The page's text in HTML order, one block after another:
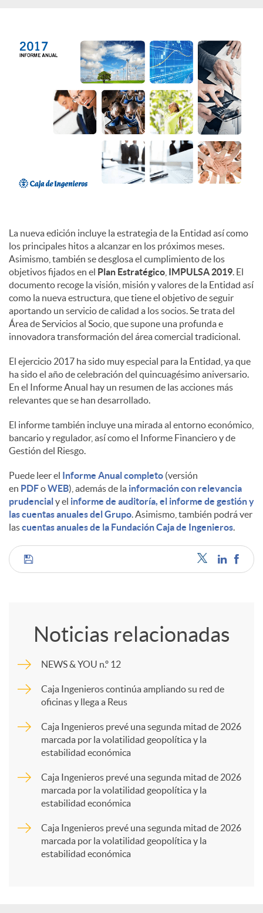
c
e
n
i
d
o
s
La nueva edición incluye la estrategia de la Entidad así como
los principales hitos a alcanzar en los próximos meses.
Asimismo, también se desglosa el cumplimiento de los
objetivos fijados en el Plan Estratégico IMPULSA 2019. El
documento recoge la visión, misión y valores de la Entidad así
como la nueva estructura, que tiene el objetivo de seguir
aportando un servicio de calidad a los socios. Se trata del
Área de Servicios al Socio, que supone una profunda e
innovadora transformación del área comercial tradicional.
El ejercicio 2017 ha sido muy especial para la Entidad, ya que
ha sido el año de celebración del quincuagésimo aniversario.
En el Informe Anual hay un resumen de las acciones más
relevantes que se han desarrollado.
El informe también incluye una mirada al entorno económico,
bancario y regulador, así como el Informe Financiero y de
Gestión del Riesgo.
Puede leer el Informe Anual completo (versión
en PDFoWEB), además de la información con relevancia
prudencialy el informe de auditoría, el informe de gestión y
las cuentas anuales del Grupo. Asimismo, también podrá ver
lascuentas anuales de la Fundación Caja de Ingenieros.
C
m
p
a
Noticias relacionadas
NEWS & YOU n.º 12
Caja Ingenieros continúa ampliando su red de
oficinas y llega a Reus
Caja Ingenieros prevé una segunda mitad de 2026
marcada por la volatilidad geopolítica y la
estabilidad económica
Caja Ingenieros prevé una segunda mitad de 2026
marcada por la volatilidad geopolítica y la
estabilidad económica
Caja Ingenieros prevé una segunda mitad de 2026
marcada por la volatilidad geopolítica y la
estabilidad económica